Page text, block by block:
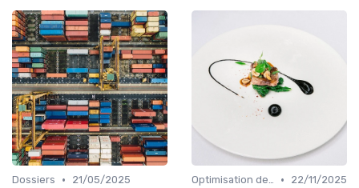
Dossiers •
21/05/2025
Optimisation des coûts •
22/11/2025